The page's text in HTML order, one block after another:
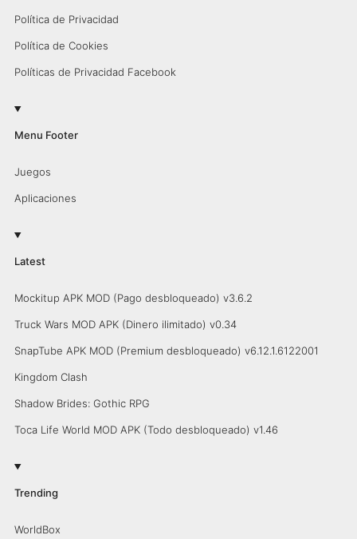
Política de Privacidad
Política de Cookies
Políticas de Privacidad Facebook
Menu Footer
Juegos
Aplicaciones
Latest
Mockitup APK MOD (Pago desbloqueado) v3.6.2
Truck Wars MOD APK (Dinero ilimitado) v0.34
SnapTube APK MOD (Premium desbloqueado) v6.12.1.6122001
Kingdom Clash
Shadow Brides: Gothic RPG
Toca Life World MOD APK (Todo desbloqueado) v1.46
Trending
WorldBox